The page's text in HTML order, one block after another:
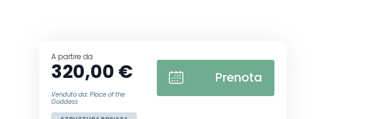
A partire da
320,00 €
Venduto da: Place of the
Goddess
Prenota